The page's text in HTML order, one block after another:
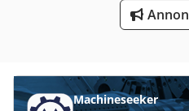
Værktøj Og Fræser Kværn
Machineseeker